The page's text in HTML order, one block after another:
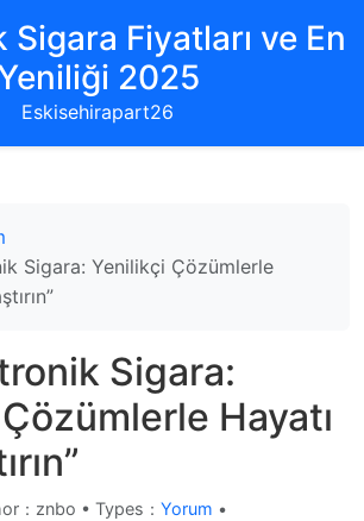
Fiyatları ve En
2025
Eskisehirapart26
Sigara: Yenilikçi Çözümlerle
Sigara:
Hayatı
：znbo • Types： Yorum •